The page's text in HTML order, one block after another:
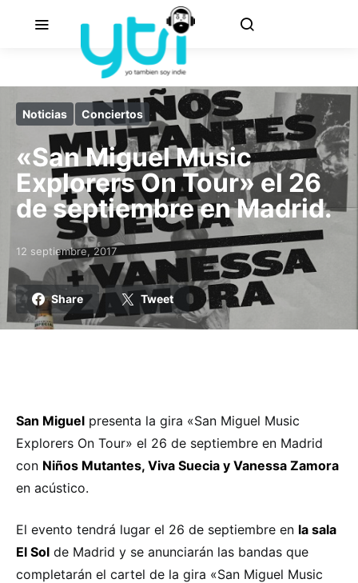
Noticias Conciertos
«San Miguel Music
Explorers On Tour» el 26
de septiembre en Madrid.
Posted on
12 septiembre, 2017
Share Tweet
San Miguel presenta la gira «San Miguel Music
Explorers On Tour» el 26 de septiembre en Madrid
con Niños Mutantes, Viva Suecia y Vanessa Zamora
en acústico.
El evento tendrá lugar el 26 de septiembre en la sala
El Sol de Madrid y se anunciarán las bandas que
completarán el cartel de la gira «San Miguel Music